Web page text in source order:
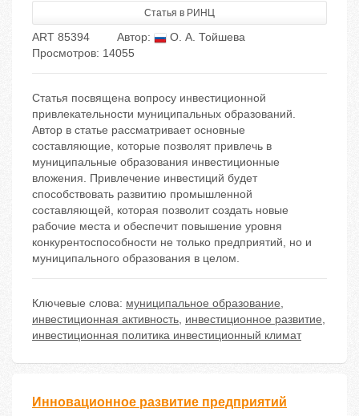
Статья в РИНЦ
ART 85394 Автор:
О. А. Тойшева
Просмотров: 14055
Статья посвящена вопросу инвестиционной
привлекательности муниципальных образований.
Автор в статье рассматривает основные
составляющие, которые позволят привлечь в
муниципальные образования инвестиционные
вложения. Привлечение инвестиций будет
способствовать развитию промышленной
составляющей, которая позволит создать новые
рабочие места и обеспечит повышение уровня
конкурентоспособности не только предприятий, но и
муниципального образования в целом.
Ключевые слова: муниципальное образование,
инвестиционная активность, инвестиционное развитие,
инвестиционная политика инвестиционный климат
Инновационное развитие предприятий